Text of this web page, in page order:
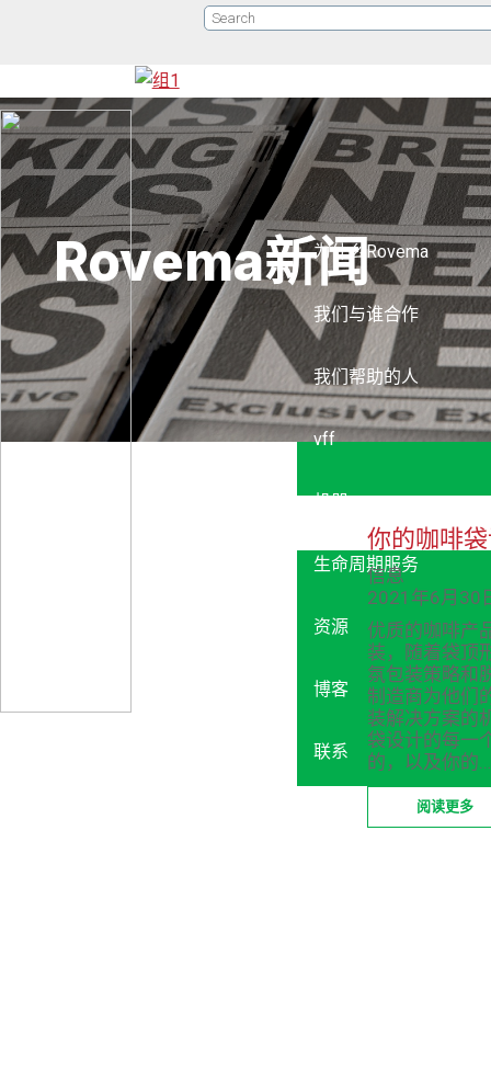
为什么Rovema
我们与谁合作
我们帮助的人
vff
机器
生命周期服务
资源
博客
联系
Rovema新闻
你的咖啡
信息
2021年6月30
优质的咖啡产
装，随着袋顶
氛包装策略和
制造商为他们
装解决方案的
袋设计的每一
的，以及你的…
阅读更多